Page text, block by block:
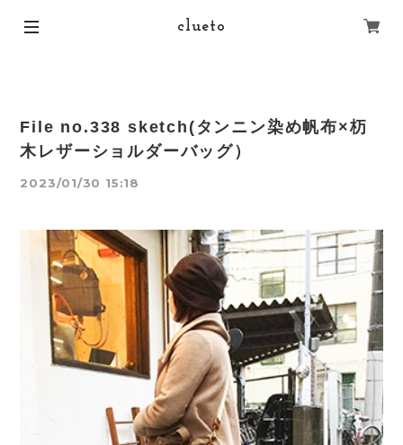
clueto
File no.338 sketch(タンニン染め帆布×杤
木レザーショルダーバッグ）
2023/01/30 15:18